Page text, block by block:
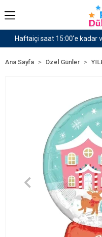
GÜN KARGO!
Ana Sayfa Özel Günler